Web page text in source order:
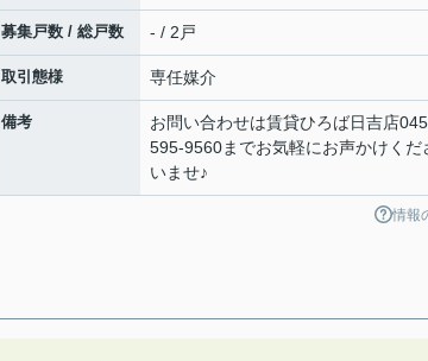
募集戸数 / 総戸数 - / 2戸
取引態様 専任媒介
備考
お問い合わせは賃貸ひろば日吉店
595-9560までお気軽にお声かけくだ
いませ♪
情報